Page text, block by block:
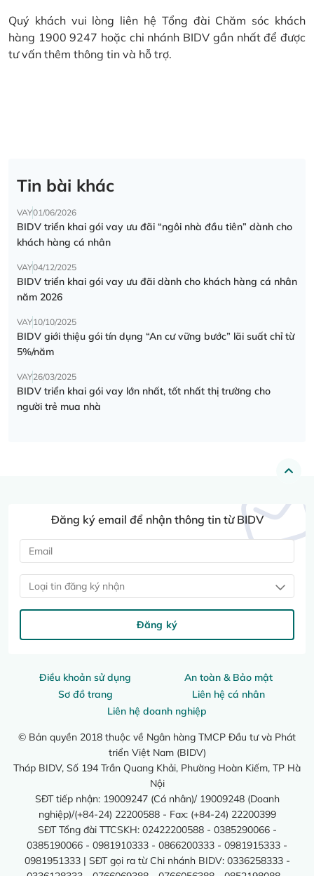
Quý khách vui lòng liên hệ Tổng đài Chăm sóc khách
hàng 1900 9247 hoặc chi nhánh BIDV gần nhất để được
tư vấn thêm thông tin và hỗ trợ.
Tin bài khác
VAY01/06/2026
BIDV triển khai gói vay ưu đãi “ngôi nhà đầu tiên” dành cho
khách hàng cá nhân
VAY04/12/2025
BIDV triển khai gói vay ưu đãi dành cho khách hàng cá nhân
năm 2026
VAY10/10/2025
BIDV giới thiệu gói tín dụng “An cư vững bước” lãi suất chỉ từ
5%/năm
VAY26/03/2025
BIDV triển khai gói vay lớn nhất, tốt nhất thị trường cho
người trẻ mua nhà
Điều khoản sử dụng
An toàn & Bảo mật
Sơ đồ trang
Liên hệ cá nhân
Liên hệ doanh nghiệp
© Bản quyền 2018 thuộc về Ngân hàng TMCP Đầu tư và Phát
triển Việt Nam (BIDV)
Tháp BIDV, Số 194 Trần Quang Khải, Phường Hoàn Kiếm, TP Hà
Nội
SĐT tiếp nhận: 19009247 (Cá nhân)/ 19009248 (Doanh
nghiệp)/(+84-24) 22200588 - Fax: (+84-24) 22200399
SĐT Tổng đài TTCSKH: 02422200588 - 0385290066 -
0385190066 - 0981910333 - 0866200333 - 0981915333 -
0981951333 | SĐT gọi ra từ Chi nhánh BIDV: 0336258333 -
Đăng ký email để nhận thông tin từ BIDV
Loại tin đăng ký nhận
Đăng ký